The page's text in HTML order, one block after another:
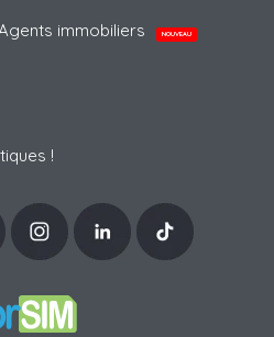
immobiliers
NOUVEAU
!